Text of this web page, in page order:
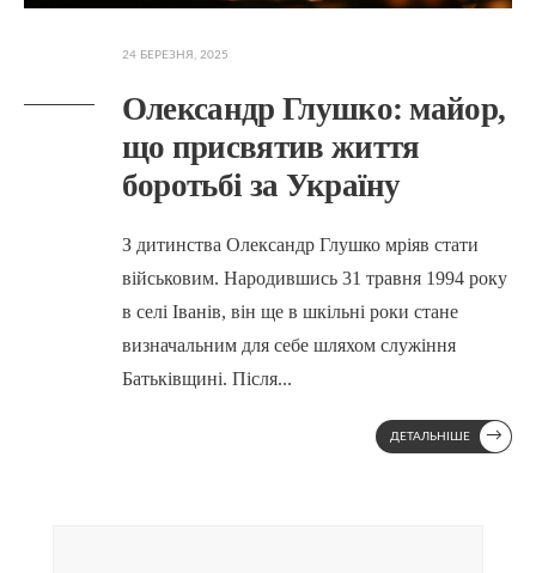
24 БЕРЕЗНЯ, 2025
Олександр Глушко: майор,
що присвятив життя
боротьбі за Україну
З дитинства Олександр Глушко мріяв стати
військовим. Народившись 31 травня 1994 року
в селі Іванів, він ще в шкільні роки стане
визначальним для себе шляхом служіння
Батьківщині. Після...
ДЕТАЛЬНІШЕ →